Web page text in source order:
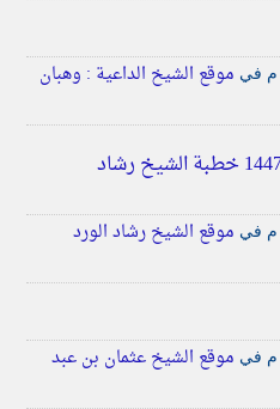
في موقع الشيخ الداعية : وهبان
سرطان القلوب في 11 شعبان 1447 خطبة الشيخ رشاد
في موقع الشيخ رشاد الورد
في موقع الشيخ عثمان بن عبد